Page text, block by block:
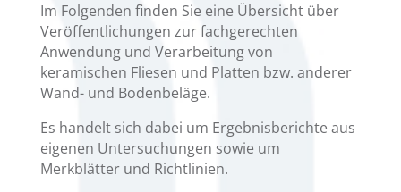
Im Folgenden finden Sie eine Übersicht über
Veröffentlichungen zur fachgerechten
Anwendung und Verarbeitung von
keramischen Fliesen und Platten bzw. anderer
Wand- und Bodenbeläge.
Es handelt sich dabei um Ergebnisberichte aus
eigenen Untersuchungen sowie um
Merkblätter und Richtlinien.